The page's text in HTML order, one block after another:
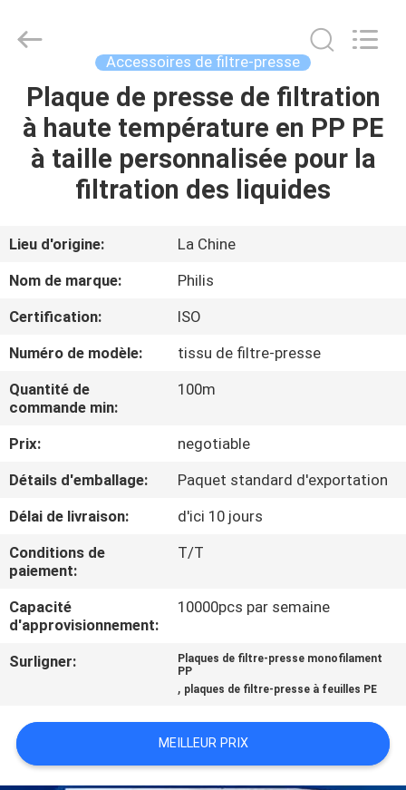
MAISON
DES
PRODUITS
AU
SUJET
DE
VISITE
CONTRÔLE
DE
QUALITÉ
CONTACTEZ-
NOUS
UNE
CITATION
Technology
Reserved.
Accessoires de filtre-presse
Plaque de presse de filtration
à haute température en PP PE
à taille personnalisée pour la
filtration des liquides
Lieu d'origine:
La Chine
Nom de marque:
Philis
Certification:
ISO
Numéro de modèle:
tissu de filtre-presse
Quantité de
commande min:
100m
Prix:
negotiable
Détails d'emballage:
Paquet standard d'exportation
Délai de livraison:
d'ici 10 jours
Conditions de
paiement:
T/T
Capacité
d'approvisionnement:
10000pcs par semaine
Surligner:
Plaques de filtre-presse monofilament
PP
, plaques de filtre-presse à feuilles PE
MEILLEUR PRIX